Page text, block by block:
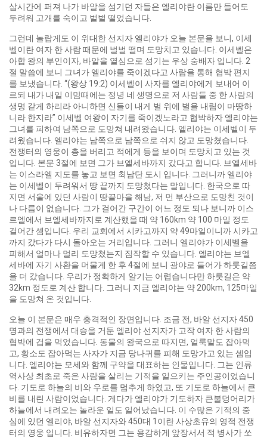
삽시간에 퍼져 나가 바알을 섬기던 자들은 엘리야란 이름만 들어도
두려워 고개를 숙이고 벌벌 떨었습니다.
그런데 놀랍게도 이 위대한 선지자 엘리야가 오늘 본문을 보니, 이세
벨이란 여자 한 사람 때문에 벌벌 떨며 도망치고 있습니다. 이세벨은
아합 왕의 부인이자, 바알을 열심으로 섬기는 우상 숭배자 입니다. 2
절 말씀에 보니 그녀가 엘리야를 죽이겠다고 사람을 통해 협박 편지
를 보냈습니다. “(왕상 19:2) 이세벨이 사자를 엘리야에게 보내어 이
르되 내가 내일 이맘때에는 정녕 네 생명으로 저 사람들 중 한 사람의
생명 같게 하리라 아니하면 신들이 내게 벌 위에 벌을 내림이 마땅하
니라 한지라” 이세벨 여왕이 자기를 죽이겠노라고 협박하자 엘리야는
그녀를 피하여 남쪽으로 도망쳐 내려왔습니다. 엘리야는 이세벨이 두
려웠습니다. 엘리야는 남쪽으로 남쪽으로 쉬지 않고 도망쳤습니다.
전쟁터의 영웅이 총을 버리고 적에게 등을 보이며 도망치고 있는 것
입니다. 본문 3절에 보면 그가 브엘세바까지 갔다고 합니다. 브엘세바
는 이스라엘 지도를 놓고 보면 최남단 도시 입니다. 그러니까 엘리야
는 이세벨이 두려워서 땅 끝까지 도망쳤다는 말입니다. 한국으로 따
지면 서울에 있던 사람이 땅끝마을 해남, 저 먼 부산으로 도망친 것이
나 다름이 없습니다. 그가 걸어간 구간이 어느 정도 되나 보니까 이스
르엘에서 브엘세바까지로 계산했을 때 약 160km 약 100 마일 정도
걸어간 셈입니다. 우리 교회에서 시카고까지 약 49마일이니까 시카고
까지 갔다가 다시 돌아오는 거리입니다. 그러니 엘리야가 이세벨을
피해서 얼마나 멀리 도망쳤는지 짐작할 수 있습니다. 엘리야는 브엘
세바에 자기 사환을 머물게 한 후 4절에 보니 광야로 들어가 하룻길쯤
을 더 갔습니다. 우리가 정확하게 알기는 어렵습니다만 하룻길은 약
32km 정도로 계산 합니다. 그러니 지금 엘리야는 약 200km, 125마일
을 도망쳐 온 것입니다.
오늘 이 본문은 매우 충격적인 장면입니다. 조금 전, 바알 선지자 450
명과의 전쟁에서 대승을 거둔 엘리야 선지자가 고작 여자 한 사람의
협박에 겁을 먹었습니다. 동물의 왕국으로 따지면, 얼룩말도 잡아먹
고, 황소도 잡아먹는 사자가 지금 당나귀를 피해 도망가고 있는 셈입
니다. 엘리야는 모세와 함께 구약을 대표하는 인물입니다. 그는 인류
역사상 최초로 죽은 사람을 살리는 기적을 일으키는 주인공이었습니
다. 기도로 하늘의 비와 우로를 멈추게 하였고, 또 기도로 하늘에서 큰
비를 내린 사람이었습니다. 게다가 엘리야가 기도하자 큰불덩어리가
하늘에서 내려오는 놀라운 일도 일어났습니다. 이 수많은 기적의 중
심에 있던 엘리야, 바알 선지자와 450대 1이란 사상초유의 영적 전쟁
터의 영웅 입니다. 비유하자면 그는 용감하게 앞장서서 적 병사가 쏘